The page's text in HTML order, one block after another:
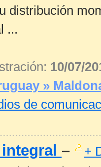
distribución
...
10/07/
»
de
– +